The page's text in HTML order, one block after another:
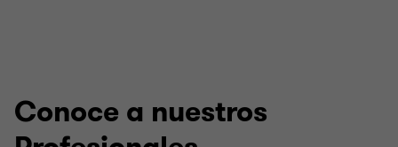
Conoce a nuestros